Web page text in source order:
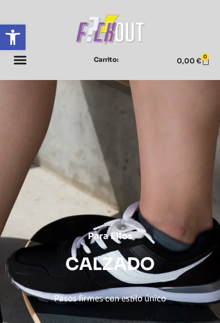
Abrir barra de herramientas
Carrito: 0,00 € 0
Para Ellos
CALZADO
Pasos firmes con estilo único